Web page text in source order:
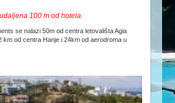
100 m od hotela.
se nalazi 50m od centra letovališta Agia
km od centra Hanje i 24km od aerodroma u